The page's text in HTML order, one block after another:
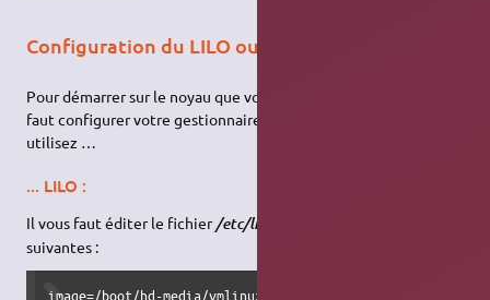
Configuration du LILO ou GRUB
Pour démarrer sur le noyau que vous venez d'installer, il vous
faut configurer votre gestionnaire de démarrage. Si vous
utilisez …
... LILO :
Il vous faut éditer le fichier/etc/lilo.conf
suivantes :
image=/boot/hd-media/vmlinuz